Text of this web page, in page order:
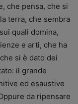
che pensa, che si
terra, che sembra
quali domina,
e arti, che ha
si è dato dei
il grande
ed esaustive
da ripensare